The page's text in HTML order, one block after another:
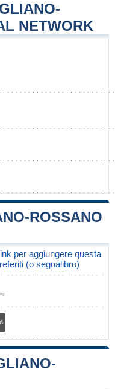
NETWORK
ROSSANO
per aggiungere questa
(o segnalibro)